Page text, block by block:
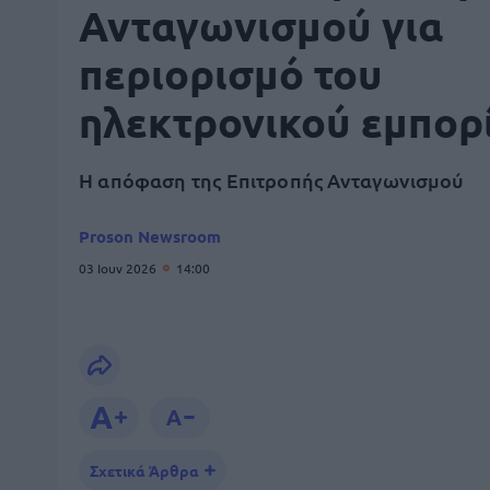
Ανταγωνισμού για
περιορισμό του
ηλεκτρονικού
Η απόφαση της Επιτροπής Ανταγωνισμού
Proson Newsroom
03 Ιουν 2026 14:00
Σχετικά Άρθρα